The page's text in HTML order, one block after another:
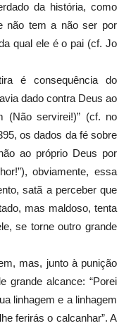
da história, como
não tem a não ser por
qual ele é o pai (cf. Jo
é consequência do
dado contra Deus ao
(Não servirei!)” (cf. no
os dados da fé sobre
ao próprio Deus por
obviamente, essa
satã a perceber que
mas maldoso, tenta
se torne outro grande
mas, junto à punição
grande alcance: “Porei
linhagem e a linhagem
ferirás o calcanhar”. A